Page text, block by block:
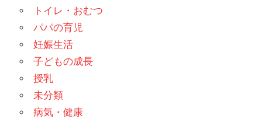
トイレ・おむつ
パパの育児
妊娠生活
子どもの成長
授乳
未分類
病気・健康